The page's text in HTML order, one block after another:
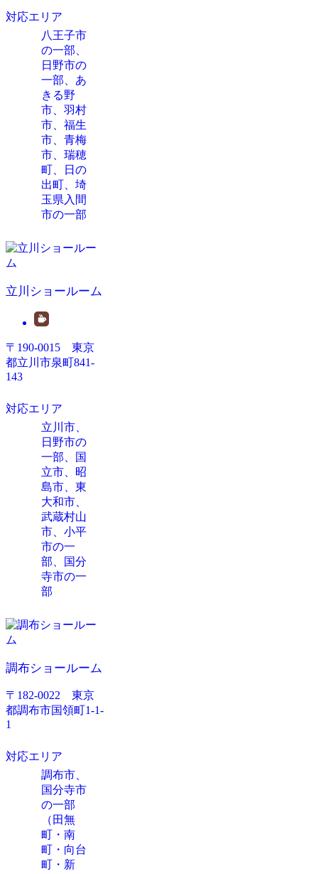
対応エリア
八王子市
の一部、
日野市の
一部、あ
きる野
市、羽村
市、福生
市、青梅
市、瑞穂
町、日の
出町、埼
玉県入間
市の一部
立川ショールーム
〒190-0015 東京
都立川市泉町841-
143
対応エリア
立川市、
日野市の
一部、国
立市、昭
島市、東
大和市、
武蔵村山
市、 小平
市の一
部
国分
寺市の一
部
調布ショールーム
〒182-0022 東京
都調布市国領町1-1-
1
対応エリア
調布市、
国分寺市
の一部
（田無
町・南
町・向台
町・新